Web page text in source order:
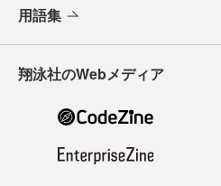
用語集
翔泳社のWebメディア